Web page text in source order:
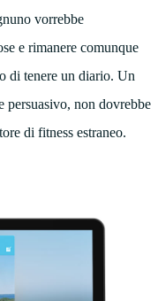
vorrebbe
e rimanere comunque
di tenere un diario. Un
persuasivo, non dovrebbe
di fitness estraneo.